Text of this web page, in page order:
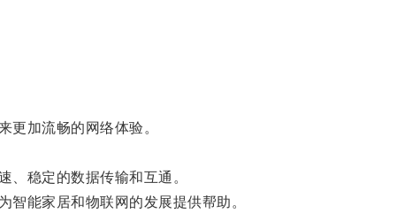
加流畅的网络体验。
稳定的数据传输和互通。
能家居和物联网的发展提供帮助。